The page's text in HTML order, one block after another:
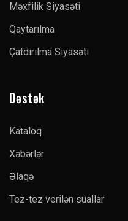
Məxfilik Siyasəti
Qaytarılma
Çatdırılma Siyasəti
Dəstək
Kataloq
Xəbərlər
Əlaqə
Tez-tez verilən suallar